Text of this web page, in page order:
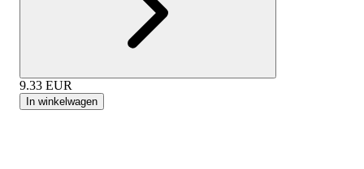
9.33 EUR
In winkelwagen